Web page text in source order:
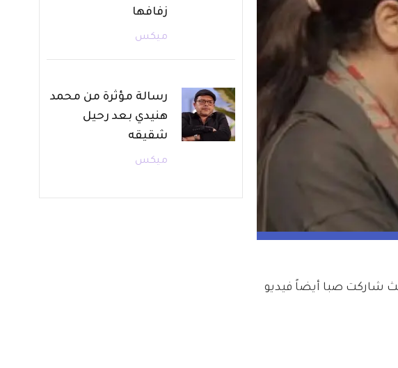
شاركت صبا أيضاً فيديو
زفافها
ميكس
رسالة مؤثرة من محمد
هنيدي بعد رحيل
شقيقه
ميكس